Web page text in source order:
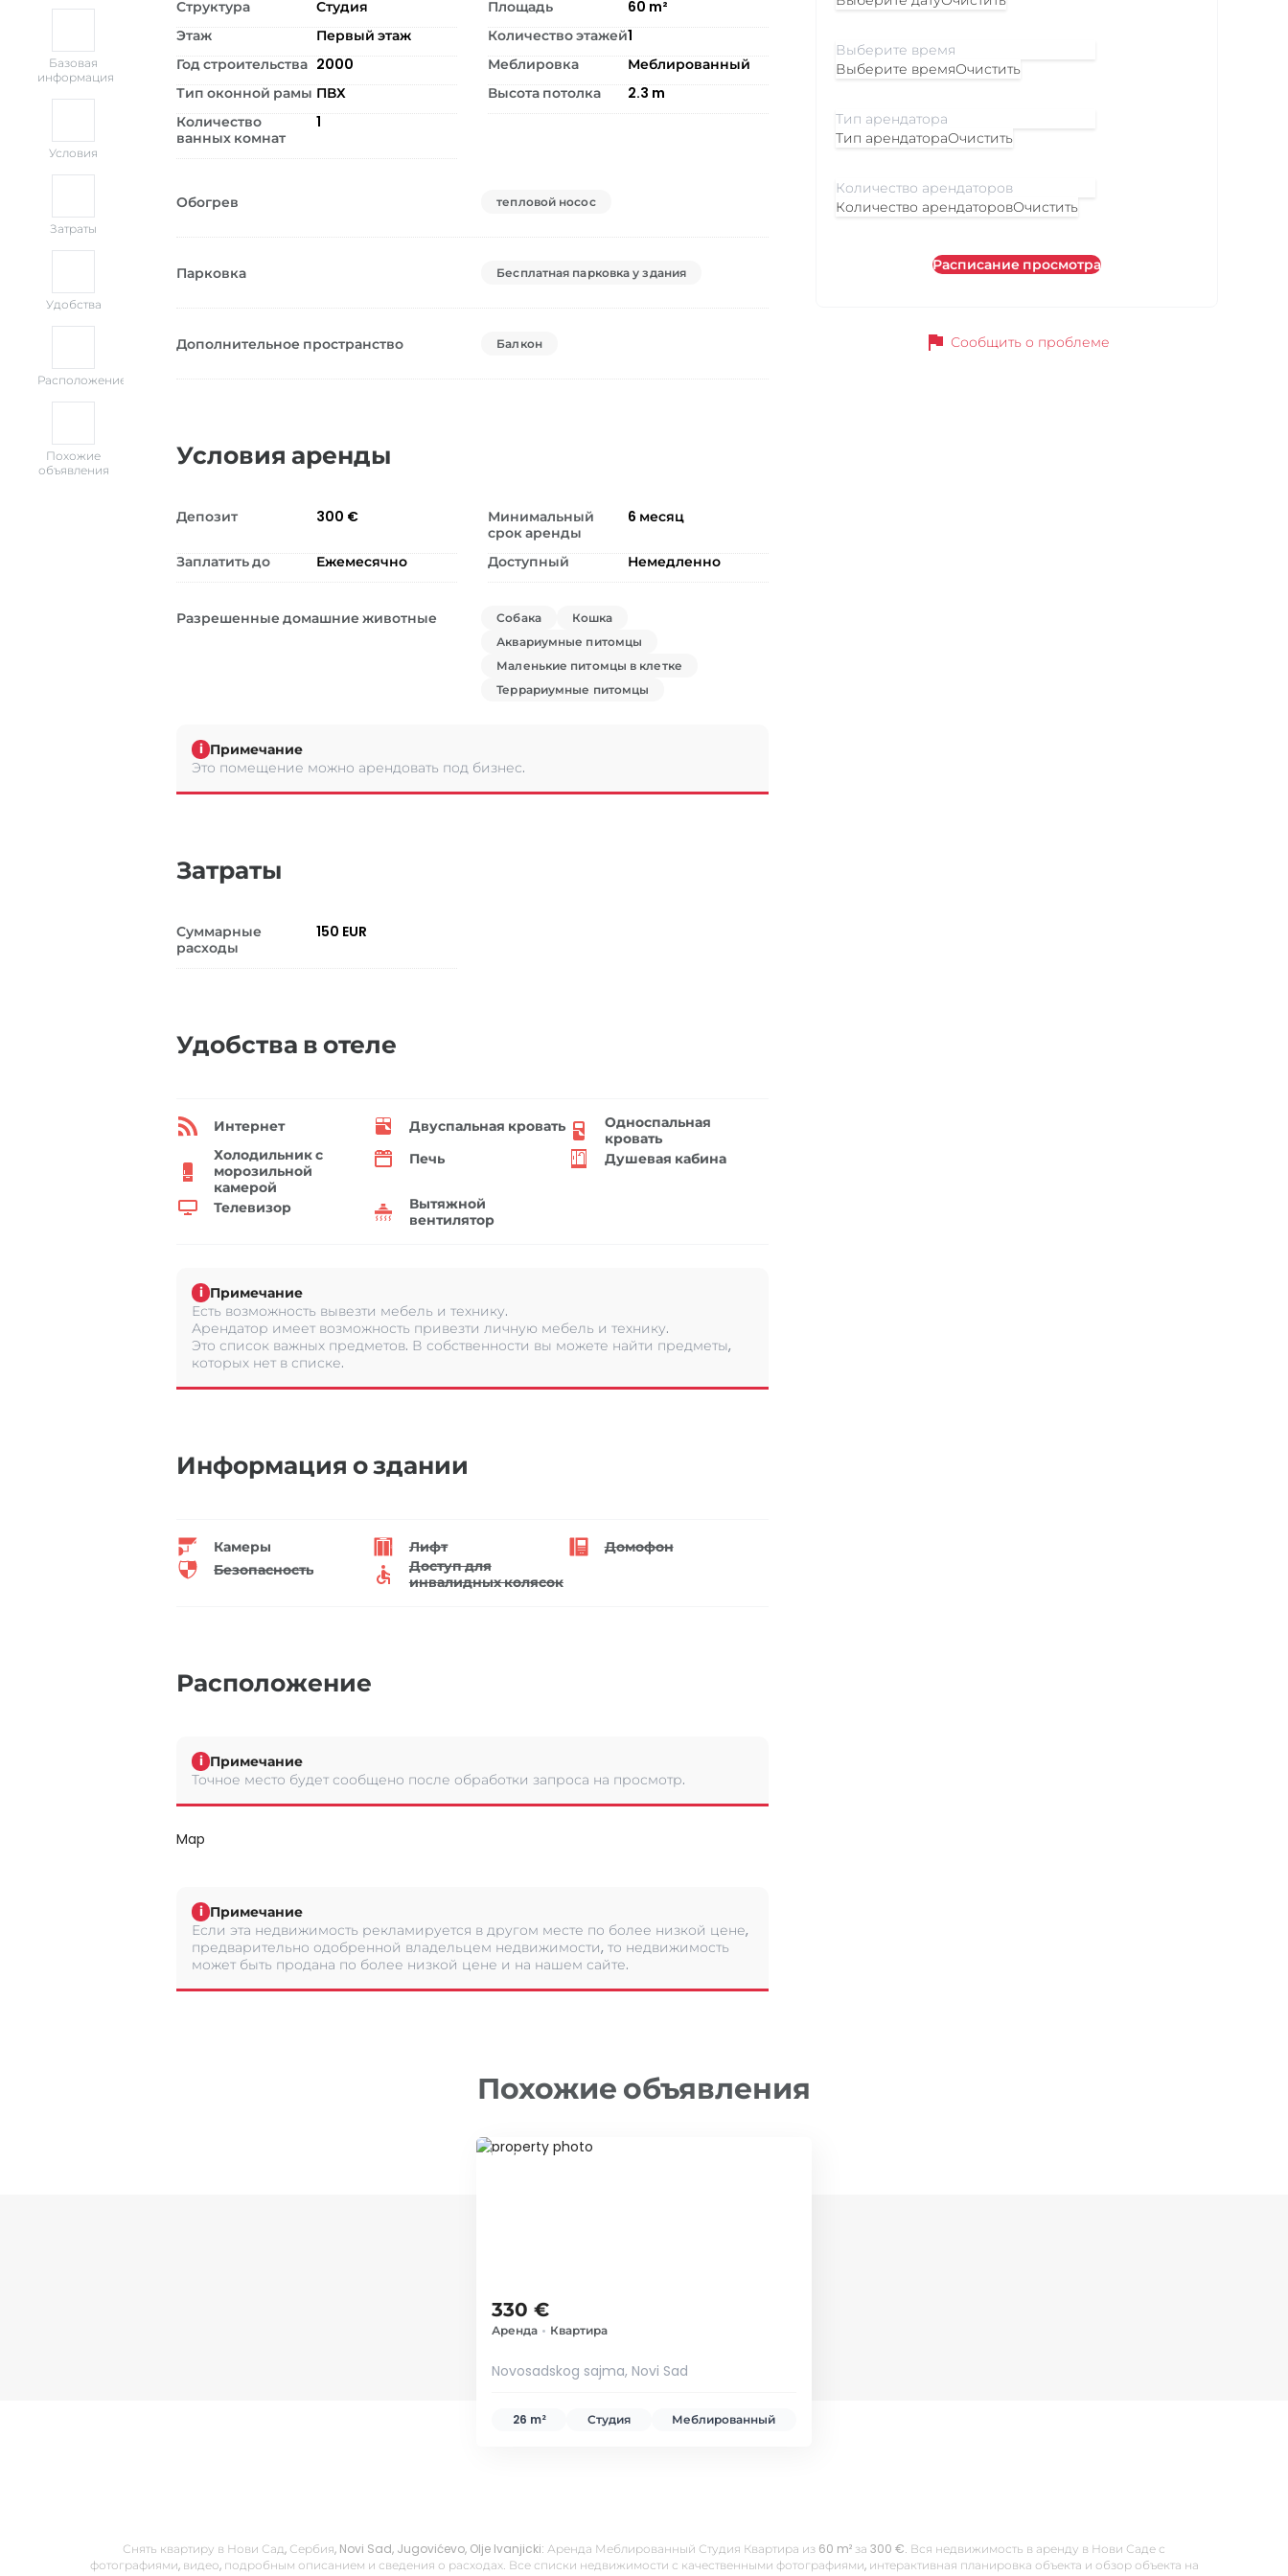
Базовая
информация
Условия
Затраты
Удобства
Расположение
Похожие
объявления
Структура Студия Площадь 60 m²
Этаж
Первый этаж Количество этажей1
Год строительства 2000 Меблировка
Меблированный
Тип оконной рамы ПВХ Высота потолка 2.3 m
Количество
ванных комнат
1
Обогрев тепловой носос
Парковка Бесплатная парковка у здания
Дополнительное пространство Балкон
Условия аренды
Депозит 300 €
Минимальный
срок аренды
6 месяц
Заплатить до Ежемесячно Доступный Немедленно
Разрешенные домашние животные Собака
Кошка
Аквариумные питомцы
Маленькие питомцы в клетке
Террариумные питомцы
i Примечание
Это помещение можно арендовать под бизнес.
Затраты
Суммарные
расходы
150 EUR
Удобства в отеле
Интернет Двуспальная кровать
Односпальная
кровать
Холодильник с
морозильной
камерой
Печь Душевая кабина
Телевизор
Вытяжной
вентилятор
i Примечание
Есть возможность вывезти мебель и технику.
Арендатор имеет возможность привезти личную мебель и технику.
Это список важных предметов. В собственности вы можете найти предметы,
которых нет в списке.
Информация о здании
Камеры Лифт
Домофон
Безопасность
Доступ для
инвалидных колясок
Расположение
i Примечание
Точное место будет сообщено после обработки запроса на просмотр.
Map
i Примечание
Если эта недвижимость рекламируется в другом месте по более низкой цене,
предварительно одобренной владельцем недвижимости, то недвижимость
может быть продана по более низкой цене и на нашем сайте.
Выберите времяОчистить
Тип арендатораОчистить
Количество арендаторовОчистить
Расписание просмотра
flag Сообщить о проблеме
Похожие объявления
ID 37846
330 €
Аренда • Квартира
Novosadskog sajma, Novi Sad
26 m² Студия Меблированный
Снять квартиру в Нови Сад, Сербия, Novi Sad, Jugovićevo, Olje Ivanjicki: Аренда Меблированный Студия Квартира из 60 m² за 300 €. Вся недвижимость в аренду в Нови Саде с
фотографиями, видео, подробным описанием и сведения о расходах. Все списки недвижимости с качественными фотографиями, интерактивная планировка объекта и обзор объекта на